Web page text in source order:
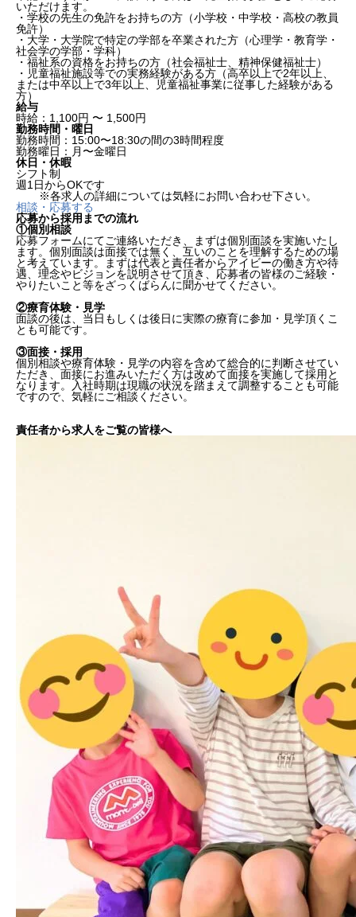
いただけます。
・学校の先生の免許をお持ちの方（小学校・中学校・高校の教員
免許）
・大学・大学院で特定の学部を卒業された方（心理学・教育学・
社会学の学部・学科）
・福祉系の資格をお持ちの方（社会福祉士、精神保健福祉士）
・児童福祉施設等での実務経験がある方（高卒以上で2年以上、
または中卒以上で3年以上、児童福祉事業に従事した経験がある
方）
給与
時給：1,100円 〜 1,500円
勤務時間・曜日
勤務時間：15:00〜18:30の間の3時間程度
勤務曜日：月〜金曜日
休日・休暇
シフト制
週1日からOKです
※各求人の詳細については気軽にお問い合わせ下さい。
相談・応募する
応募から採用までの流れ
①個別相談
応募フォームにてご連絡いただき、まずは個別面談を実施いたし
ます。個別面談は面接では無く、互いのことを理解するための場
と考えています。まずは代表と責任者からアイビーの働き方や待
遇、理念やビジョンを説明させて頂き、応募者の皆様のご経験・
やりたいこと等をざっくばらんに聞かせてください。
②療育体験・見学
面談の後は、当日もしくは後日に実際の療育に参加・見学頂くこ
とも可能です。
③面接・採用
個別相談や療育体験・見学の内容を含めて総合的に判断させてい
ただき、面接にお進みいただく方は改めて面接を実施して採用と
なります。入社時期は現職の状況を踏まえて調整することも可能
ですので、気軽にご相談ください。
責任者から求人をご覧の皆様へ